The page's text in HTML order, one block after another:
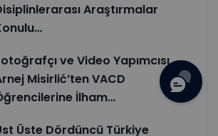
Araştırmalar
ve Video Yapımcısı
Misirlić’ten VACD
İlham…
Üste Dördüncü Türkiye